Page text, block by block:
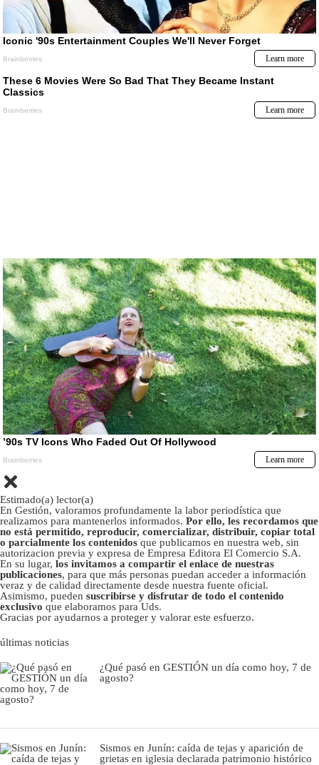
Estimado(a) lector(a)
En Gestión, valoramos profundamente la labor periodística que
realizamos para mantenerlos informados. Por ello, les recordamos que
no está permitido, reproducir, comercializar, distribuir, copiar total
o parcialmente los contenidos que publicamos en nuestra web, sin
autorizacion previa y expresa de Empresa Editora El Comercio S.A.
En su lugar, los invitamos a compartir el enlace de nuestras
publicaciones, para que más personas puedan acceder a información
veraz y de calidad directamente desde nuestra fuente oficial.
Asimismo, pueden suscribirse y disfrutar de todo el contenido
exclusivo que elaboramos para Uds.
Gracias por ayudarnos a proteger y valorar este esfuerzo.
últimas noticias
¿Qué pasó en GESTIÓN un día como hoy, 7 de
agosto?
Sismos en Junín: caída de tejas y aparición de
grietas en iglesia declarada patrimonio histórico